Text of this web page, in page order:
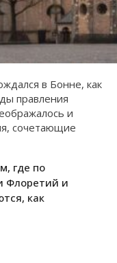
в Бонне, как
правления
и
сочетающие
где по
Флоретий и
как